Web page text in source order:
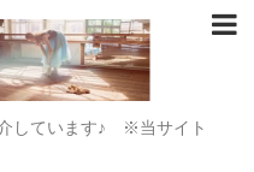
しています♪ ※当サイト